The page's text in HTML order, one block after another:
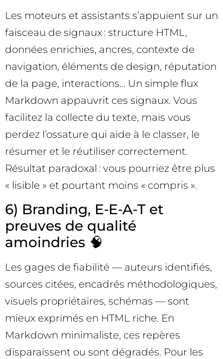
Les moteurs et assistants s’appuient sur un
faisceau de signaux : structure HTML,
données enrichies, ancres, contexte de
navigation, éléments de design, réputation
de la page, interactions… Un simple flux
Markdown appauvrit ces signaux. Vous
facilitez la collecte du texte, mais vous
perdez l’ossature qui aide à le classer, le
résumer et le réutiliser correctement.
Résultat paradoxal : vous pourriez être plus
« lisible » et pourtant moins « compris ».
6) Branding, E‑E‑A‑T et
preuves de qualité
amoindries 🧠
Les gages de fiabilité — auteurs identifiés,
sources citées, encadrés méthodologiques,
visuels propriétaires, schémas — sont
mieux exprimés en HTML riche. En
Markdown minimaliste, ces repères
disparaissent ou sont dégradés. Pour les